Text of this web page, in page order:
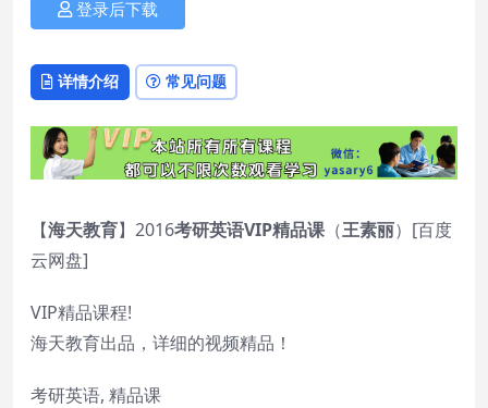
登录后下载
详情介绍 常见问题
【海天教育】2016考研英语VIP精品课 （王素丽）[百度
云网盘]
VIP精品课程!
海天教育出品，详细的视频精品！
考研英语, 精品课